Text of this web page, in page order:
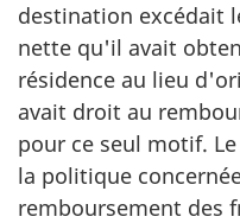
destination excédait
nette qu'il avait
résidence au lieu
avait droit au
pour ce seul motif.
la politique
remboursement des